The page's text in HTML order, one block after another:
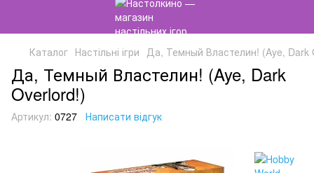
Каталог Настільні ігри Да, Темный Властелин! (Aye, Dark
Да, Темный Властелин! (Aye, Dark
Overlord!)
Артикул: 0727 Написати відгук